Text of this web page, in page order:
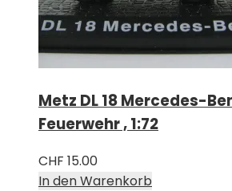
Metz DL 18 Mercedes-
Feuerwehr , 1:72
CHF 15.00
In den Warenkorb